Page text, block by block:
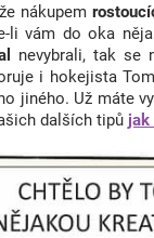
nákupem
li vám do oka
nevybrali, tak se
i hokejista
jiného. Už máte
dalších tipů jak